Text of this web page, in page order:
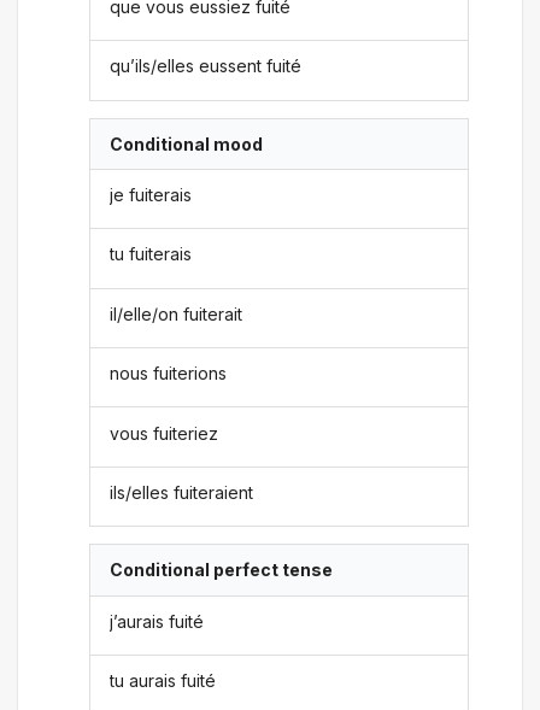
que vous eussiez fuité
qu’ils/elles eussent fuité
Conditional mood
je fuiterais
tu fuiterais
il/elle/on fuiterait
nous fuiterions
vous fuiteriez
ils/elles fuiteraient
Conditional perfect tense
j’aurais fuité
tu aurais fuité